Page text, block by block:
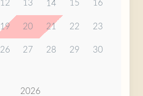
12 13 14 15 16
19 20 21 22 23
26 27 28 29 30
2026